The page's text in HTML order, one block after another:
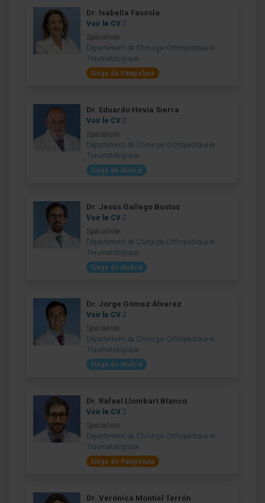
Dr. Isabella Fassola
Voir le CV
Spécialiste
Département de Chirurgie Orthopédique et
Traumatologique
Siège de Pampelune
Dr. Eduardo Hevia Sierra
Voir le CV
Spécialiste
Département de Chirurgie Orthopédique et
Traumatologique
Siège de Madrid
Dr. Jesús Gallego Bustos
Voir le CV
Spécialiste
Département de Chirurgie Orthopédique et
Traumatologique
Siège de Madrid
Dr. Jorge Gómez Álvarez
Voir le CV
Spécialiste
Département de Chirurgie Orthopédique et
Traumatologique
Siège de Madrid
Dr. Rafael Llombart Blanco
Voir le CV
Spécialiste
Département de Chirurgie Orthopédique et
Traumatologique
Siège de Pampelune
Dr. Verónica Montiel Terrón